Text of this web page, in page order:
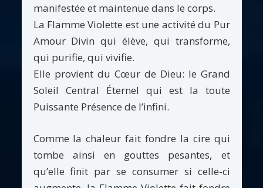
manifestée et maintenue dans le corps.
La Flamme Violette est une activité du Pur
Amour Divin qui élève, qui transforme,
qui purifie, qui vivifie.
Elle provient du Cœur de Dieu: le Grand
Soleil Central Éternel qui est la toute
Puissante Présence de l’infini.
Comme la chaleur fait fondre la cire qui
tombe ainsi en gouttes pesantes, et
qu’elle finit par se consumer si celle-ci